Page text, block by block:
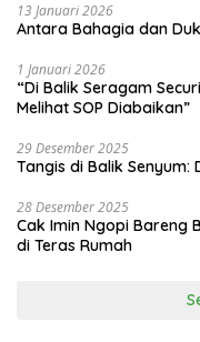
13 Januari 2026
Antara Bahagia dan
1 Januari 2026
“Di Balik Seragam
Melihat SOP Diabaikan”
29 Desember 2025
Tangis di Balik Senyum:
28 Desember 2025
Cak Imin Ngopi Bareng
di Teras Rumah